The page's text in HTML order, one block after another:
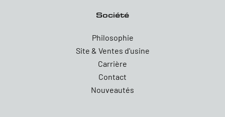
Société
Philosophie
Site & Ventes d'usine
Carrière
Contact
Nouveautés